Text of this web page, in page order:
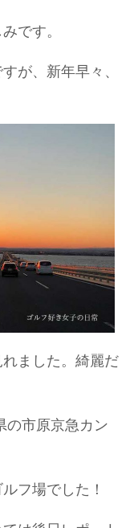
です。
が、新年早々、
ました。綺麗だ
の市原京急カン
フ場でした！